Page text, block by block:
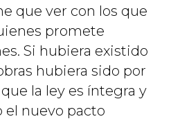
que ver con los que
promete
Si hubiera existido
hubiera sido por
la ley es íntegra y
el nuevo pacto